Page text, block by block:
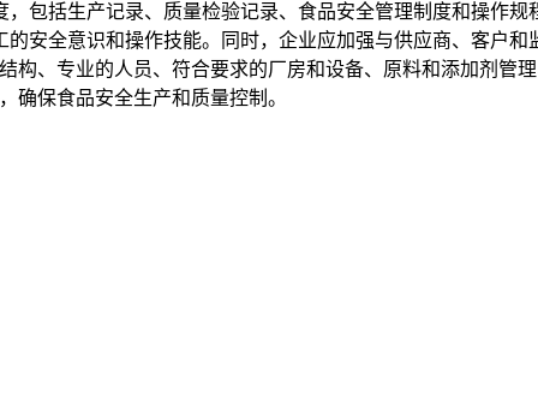
包括生产记录、质量检验记录、食品安全管理制度和操作
安全意识和操作技能。同时，企业应加强与供应商、客户
专业的人员、符合要求的厂房和设备、原料和添加剂管
确保食品安全生产和质量控制。